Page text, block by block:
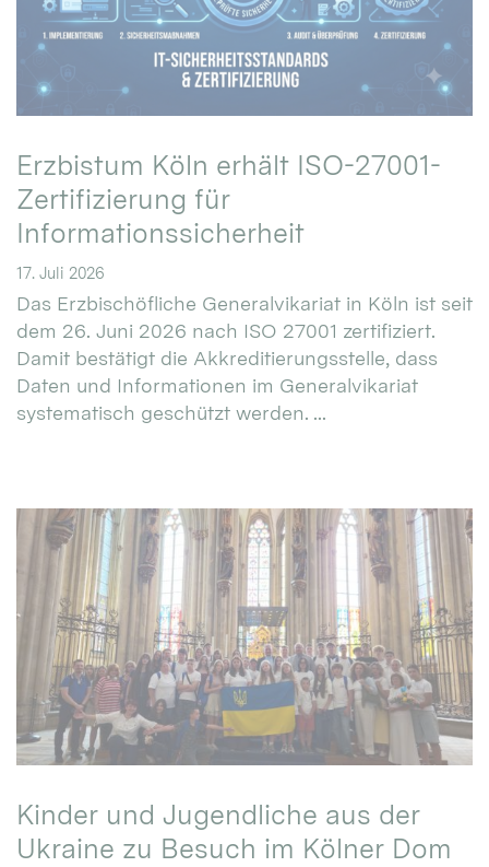
Erzbistum Köln erhält ISO-27001-
Zertifizierung für
Informationssicherheit
17. Juli 2026
Das Erzbischöfliche Generalvikariat in Köln ist seit
dem 26. Juni 2026 nach ISO 27001 zertifiziert.
Damit bestätigt die Akkreditierungsstelle, dass
Daten und Informationen im Generalvikariat
systematisch geschützt werden. ...
Kinder und Jugendliche aus der
Ukraine zu Besuch im Kölner Dom